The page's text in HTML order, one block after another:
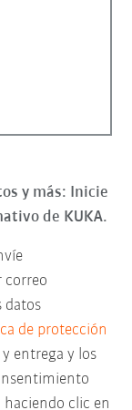
y más: Inicie
de KUKA.
correo
datos
de protección
y entrega y los
clic en